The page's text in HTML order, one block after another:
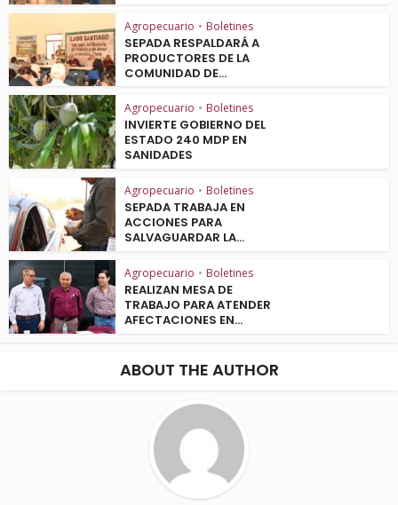
Agropecuario • Boletines
SEPADA RESPALDARÁ A
PRODUCTORES DE LA
COMUNIDAD DE...
Agropecuario • Boletines
INVIERTE GOBIERNO DEL
ESTADO 240 MDP EN
SANIDADES
Agropecuario • Boletines
SEPADA TRABAJA EN
ACCIONES PARA
SALVAGUARDAR LA...
Agropecuario • Boletines
REALIZAN MESA DE
TRABAJO PARA ATENDER
AFECTACIONES EN...
ABOUT THE AUTHOR